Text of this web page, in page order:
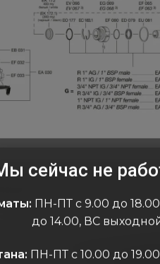
сейчас не
ПН-ПТ с 9.00 до
до 14.00, ВС
ПН-ПТ с 10.00 до